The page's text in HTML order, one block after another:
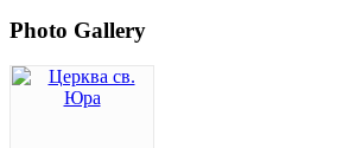
Photo Gallery